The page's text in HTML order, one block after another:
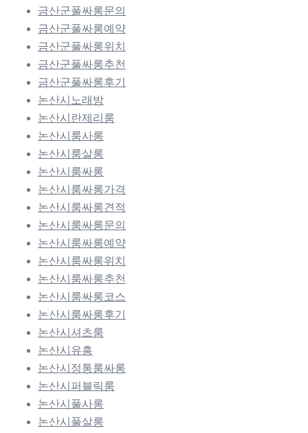
금산군풀싸롱문의
금산군풀싸롱예약
금산군풀싸롱위치
금산군풀싸롱추천
금산군풀싸롱후기
논산시노래방
논산시란제리룸
논산시룸사롱
논산시룸살롱
논산시룸싸롱
논산시룸싸롱가격
논산시룸싸롱견적
논산시룸싸롱문의
논산시룸싸롱예약
논산시룸싸롱위치
논산시룸싸롱추천
논산시룸싸롱코스
논산시룸싸롱후기
논산시셔츠룸
논산시유흥
논산시정통룸싸롱
논산시퍼블릭룸
논산시풀사롱
논산시풀살롱